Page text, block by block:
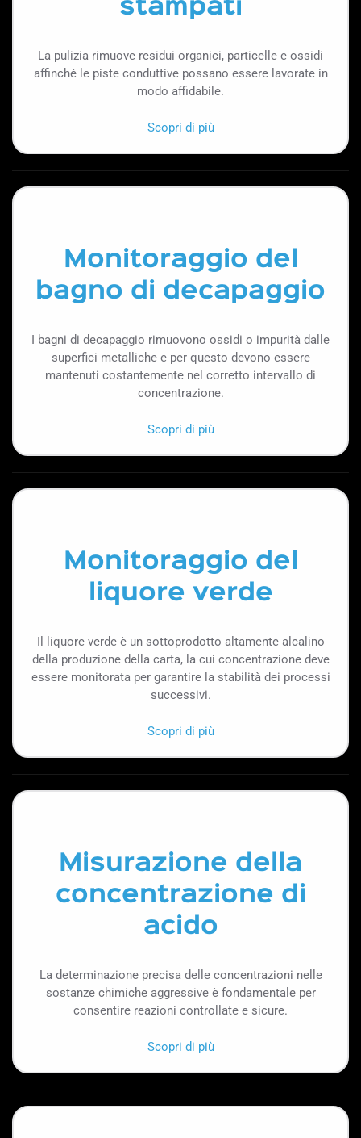
stampati
La pulizia rimuove residui organici, particelle e ossidi
affinché le piste conduttive possano essere lavorate in
modo affidabile.
Scopri di più
Monitoraggio del
bagno di decapaggio
I bagni di decapaggio rimuovono ossidi o impurità dalle
superfici metalliche e per questo devono essere
mantenuti costantemente nel corretto intervallo di
concentrazione.
Scopri di più
Monitoraggio del
liquore verde
Il liquore verde è un sottoprodotto altamente alcalino
della produzione della carta, la cui concentrazione deve
essere monitorata per garantire la stabilità dei processi
successivi.
Scopri di più
Misurazione della
concentrazione di
acido
La determinazione precisa delle concentrazioni nelle
sostanze chimiche aggressive è fondamentale per
consentire reazioni controllate e sicure.
Scopri di più